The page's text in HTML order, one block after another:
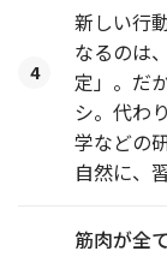
4
新しい行
なるのは
定」。だ
シ。代わ
学などの
自然に、
筋肉が全